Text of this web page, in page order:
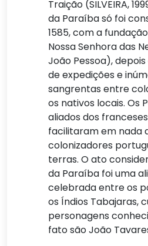
Traição (SILVEIRA,
da Paraíba só foi
1585, com a
Nossa Senhora das
João Pessoa),
de expedições e
sangrentas entre
os nativos locais. Os
aliados dos
facilitaram em nada
colonizadores
terras. O ato
da Paraíba foi uma
celebrada entre os
os Índios Tabajaras,
personagens
fato são João